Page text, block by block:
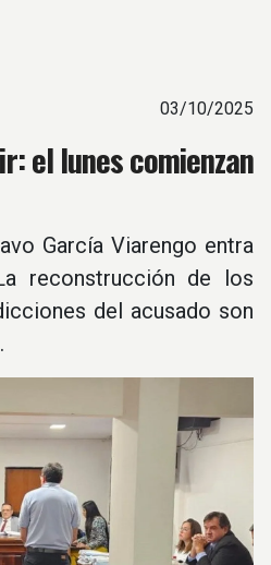
03/10/2025
el lunes comienzan
García Viarengo entra
reconstrucción de los
del acusado son